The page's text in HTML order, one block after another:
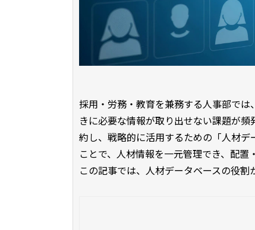
採用・労務・教育を兼務する人事部で
きに必要な情報が取り出せない課題が
約し、戦略的に活用するための「人材
ことで、人材情報を一元管理でき、配置
この記事では、人材データベースの役割